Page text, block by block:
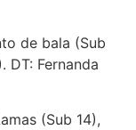
de bala (Sub
DT: Fernanda
(Sub 14),